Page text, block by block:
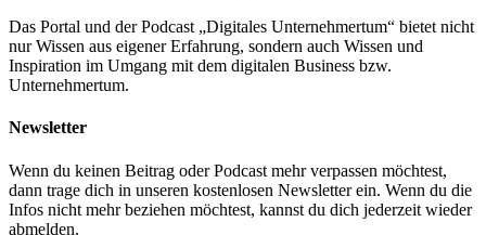
Das Portal und der Podcast „Digitales Unternehmertum“ bietet nicht
nur Wissen aus eigener Erfahrung, sondern auch Wissen und
Inspiration im Umgang mit dem digitalen Business bzw.
Unternehmertum.
Newsletter
Wenn du keinen Beitrag oder Podcast mehr verpassen möchtest,
dann trage dich in unseren kostenlosen Newsletter ein. Wenn du die
Infos nicht mehr beziehen möchtest, kannst du dich jederzeit wieder
abmelden.